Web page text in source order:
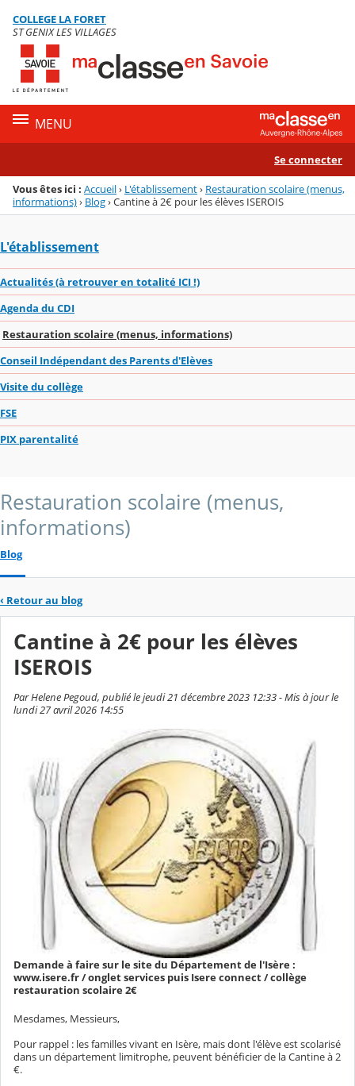
Menu de la rubrique
Contenu
COLLEGE LA FORET
ST GENIX LES VILLAGES
MENU
Se connecter
Vous êtes ici : Accueil› L'établissement› Restauration scolaire (menus,
informations)› Blog›Cantine à 2€ pour les élèves ISEROIS
L'établissement
Actualités (à retrouver en totalité ICI !)
Agenda du CDI
Restauration scolaire (menus, informations)
Conseil Indépendant des Parents d'Elèves
Visite du collège
FSE
PIX parentalité
Restauration scolaire (menus,
informations)
Blog
‹ Retour au blog
Cantine à 2€ pour les élèves
ISEROIS
Par Helene Pegoud, publié le jeudi 21 décembre 2023 12:33 - Mis à jour le
lundi 27 avril 2026 14:55
Demande à faire sur le site du Département de l'Isère :
www.isere.fr / onglet services puis Isere connect / collège
restauration scolaire 2€
Mesdames, Messieurs,
Pour rappel : les familles vivant en Isère, mais dont l'élève est scolarisé
dans un département limitrophe, peuvent bénéficier de la Cantine à 2
€.